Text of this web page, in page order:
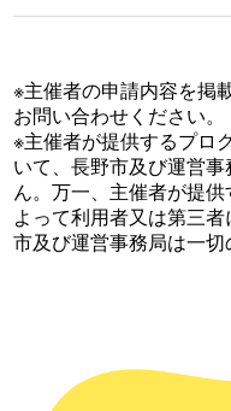
※主催者の申請内容を掲
お問い合わせください。
※主催者が提供するプロ
いて、長野市及び運営
ん。万一、主催者が提
よって利用者又は第三
市及び運営事務局は一切